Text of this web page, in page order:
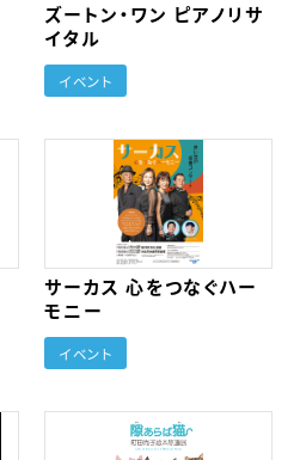
ズートン・ワン ピアノリサ
イタル
イベント
サーカス 心をつなぐハー
モニー
イベント